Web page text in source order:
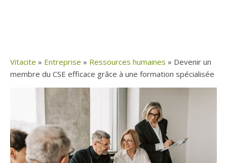
Vitacite » Entreprise » Ressources humaines » Devenir un
membre du CSE efficace grâce à une formation spécialisée